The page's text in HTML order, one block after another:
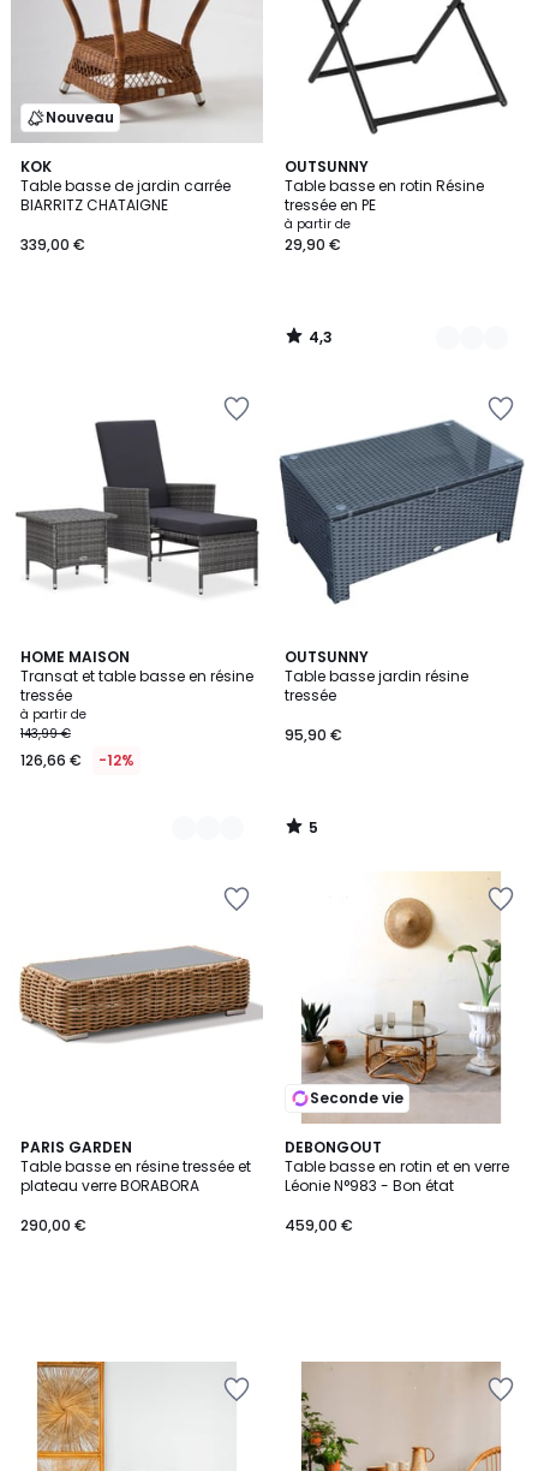
Nouveau
KOK
Table basse de jardin carrée
BIARRITZ CHATAIGNE
339,00 €
OUTSUNNY
Table basse en rotin Résine
tressée en PE
à partir de
29,90 €
4,3
/ 5
3
Couleurs
4,3
/
HOME MAISON
Transat et table basse en résine
tressée
à partir de
143,99 €
126,66 € -12%
3
Couleurs
OUTSUNNY
Table basse jardin résine
tressée
95,90 €
5
/
5
5
/
PARIS GARDEN
Table basse en résine tressée et
plateau verre BORABORA
290,00 €
Seconde vie
DEBONGOUT
Table basse en rotin et en verre
Léonie N°983 - Bon état
459,00 €